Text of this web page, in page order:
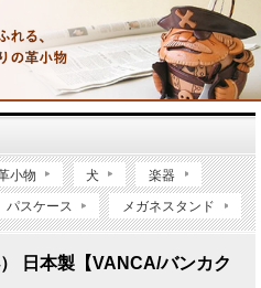
小物 犬 楽器
パスケース メガネスタンド
日本製【VANCA/バンカク